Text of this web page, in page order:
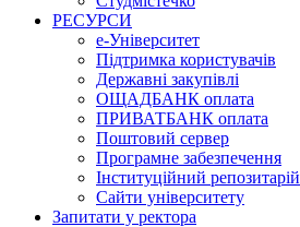
РЕСУРСИ
е-Університет
Підтримка користувачів
Державні закупівлі
ОЩАДБАНК оплата
ПРИВАТБАНК оплата
Поштовий сервер
Програмне забезпечення
Інституційний репозитарій
Сайти університету
Запитати у ректора